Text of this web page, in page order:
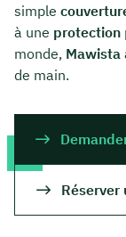
simple
à une protection
monde, Mawista
de main.
Réserver